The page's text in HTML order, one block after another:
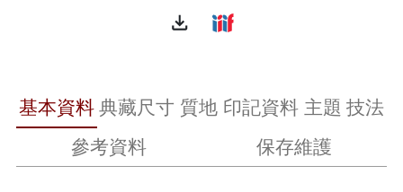
file_download
基本資料 典藏尺寸 質地 印記資料 主題 技法
參考資料
保存維護